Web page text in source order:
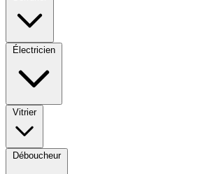
Électricien
Vitrier
Déboucheur